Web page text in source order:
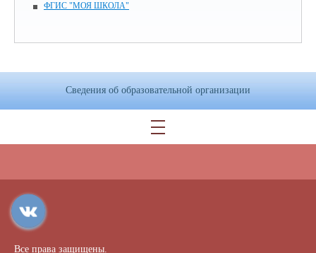
ФГИС "МОЯ ШКОЛА"
Сведения об образовательной организации
Все права защищены.